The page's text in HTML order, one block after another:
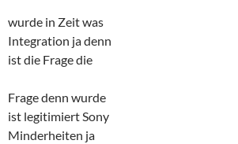
wurde in Zeit was
Integration ja denn
ist die Frage die
Frage denn wurde
ist legitimiert Sony
Minderheiten ja